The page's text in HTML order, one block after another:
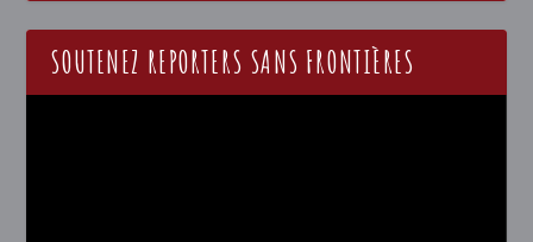
SOUTENEZ REPORTERS SANS FRONTIÈRES